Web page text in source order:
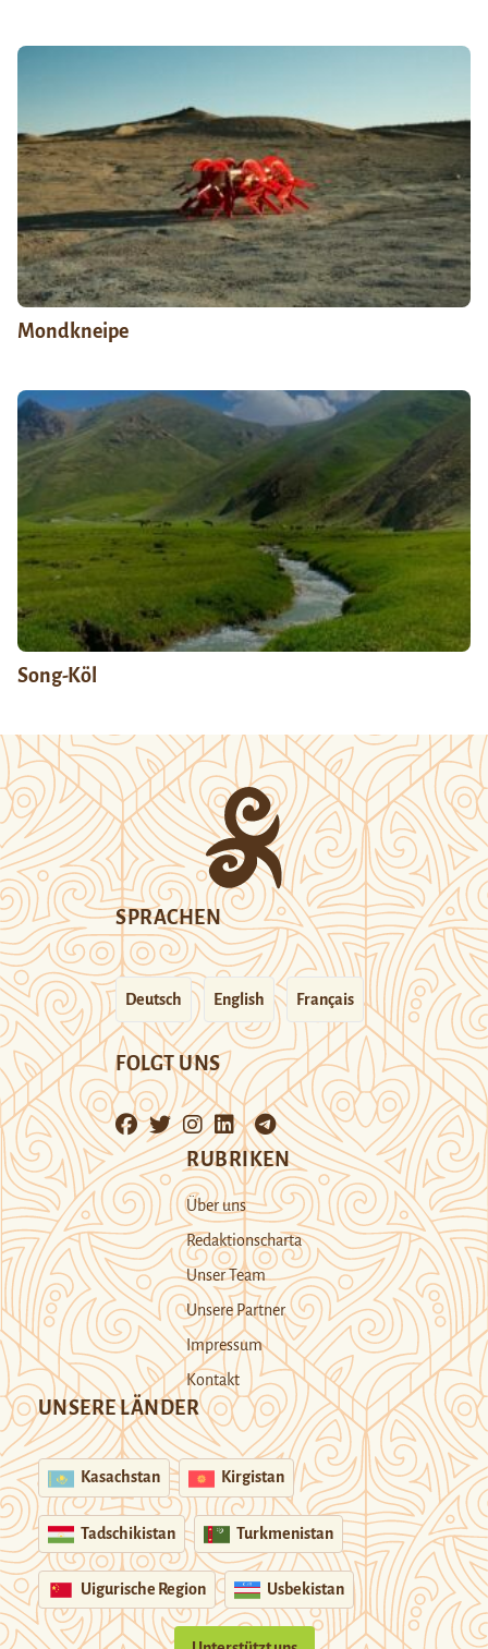
Mondkneipe
Song-Köl
SPRACHEN
Deutsch English Français
FOLGT UNS
RUBRIKEN
Über uns
Redaktionscharta
Unser Team
Unsere Partner
Impressum
Kontakt
UNSERE LÄNDER
Kasachstan Kirgistan
Tadschikistan Turkmenistan
Uigurische Region Usbekistan